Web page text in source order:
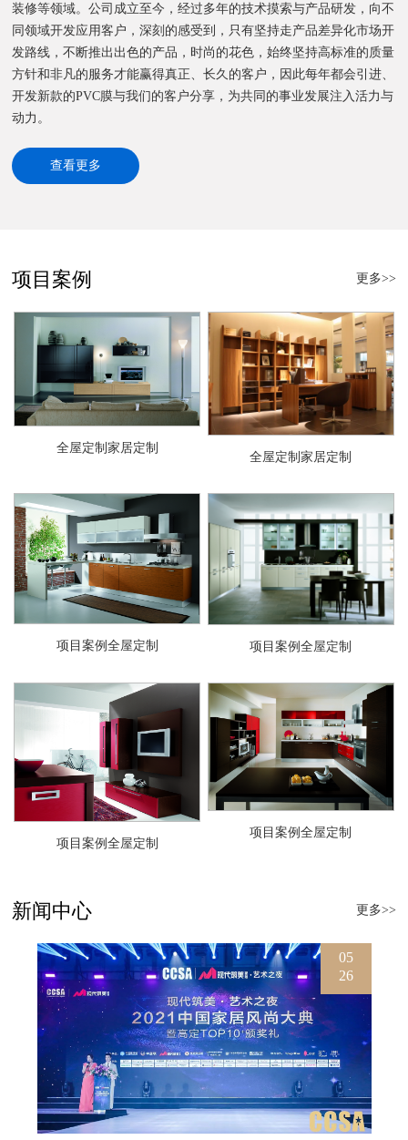
装修等领域。公司成立至今，经过多年的技术摸索与产品研发，向不
同领域开发应用客户，深刻的感受到，只有坚持走产品差异化市场开
发路线，不断推出出色的产品，时尚的花色，始终坚持高标准的质量
方针和非凡的服务才能赢得真正、长久的客户，因此每年都会引进、
开发新款的PVC膜与我们的客户分享，为共同的事业发展注入活力与
动力。
查看更多
项目案例 更多>>
全屋定制家居定制
全屋定制家居定制
项目案例全屋定制 项目案例全屋定制
项目案例全屋定制
项目案例全屋定制
新闻中心 更多>>
05
26